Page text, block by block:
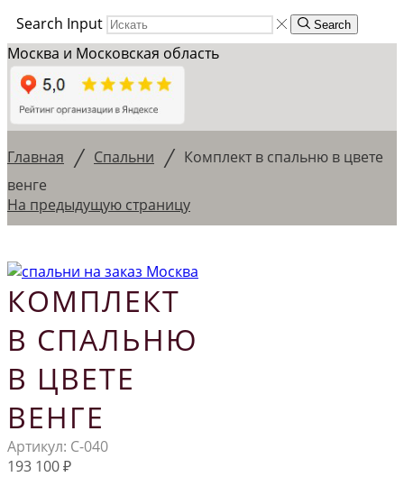
Search Input
Search
Москва и Московская область
Главная / Спальни / Комплект в спальню в цвете
венге
На предыдущую страницу
КОМПЛЕКТ
В СПАЛЬНЮ
В ЦВЕТЕ
ВЕНГЕ
Артикул: С-040
193 100₽